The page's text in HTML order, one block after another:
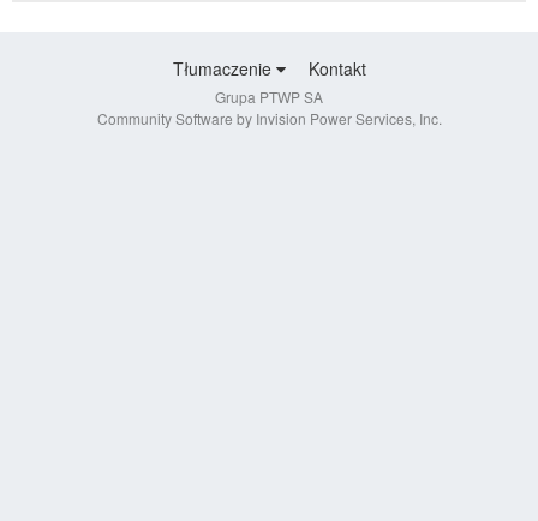
Tłumaczenie Kontakt
Grupa PTWP SA
Community Software by Invision Power Services, Inc.